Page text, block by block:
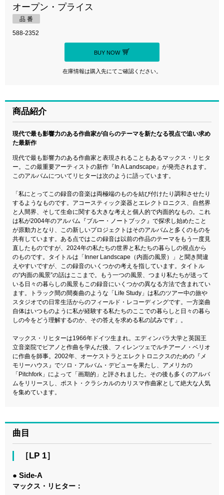
オープン・プライス
品 番
588-2352
BUY NOW
在庫情報は購入先にてご確認ください。
商品紹介
現代で最も影響力のある作曲家が自らのテーマを新たなる視点で追い求め
た最新作
現代で最も影響力のある作曲家と表現されることもあるマックス・リヒタ
ー。この最重要アーティストの新作『In A Landscape』が発売されます。
このアルバムについてリヒターは次のように語っています。
「私にとってこの録音の音楽は両極端のものを結び付けたり調和させたり
するようなものです。アコースティック楽器とエレクトロニクス、自然界
と人間界、そして生命に関する大きな考えと個人的で内面的なもの。これ
は私が2004年のアルバム『ブルー・ノートブック』で探求し始めたこと
が原動力となり、この新しいプロジェクトはそのアルバムと多くのものを
共有しています。ある点ではこの録音は以前の作品のテーマをもう一度見
直したものですが、2024年の私たちの世界と私たちの暮らしの視点から
のものです。タイトルは「Inner Landscape（内面の風景）」と聞き間違
えやすいですが、この録音のいくつかの考えを指しています。タイトル
の“内面の風景”の話はここまで。もう一つの風景、つまり私たちが送って
いる日々の暮らしの風景もこの録音にいくつかの異なる方法で含まれてい
ます。トラック間の間奏曲のような「Life Study」は私のツアー中の旅や
スタジオでの日常生活からのフィールド・レコーディングです。一方楽曲
自体はいつものように私が経験する私たちのここでの暮らしと日々の暮ら
しの今をどう理解するのか、その答えを求める私の試みです」。
マックス・リヒターは1966年ドイツ生まれ。エディンバラ大学と英国王
立音楽院でピアノと作曲を学んだ後、フィレンツェでルチアーノ・ベリオ
に作曲を師事。2002年、オーケストラとエレクトロニクスのための『メ
モリーハウス』でソロ・アルバム・デビューを果たし、アメリカの
「Pitchfork」によって「画期的」と評されました。その後も多くのアルバ
ムをリリースし、ポスト・クラシカルのカリスマ作曲家として絶大な人気
を集めています。
曲目
［LP 1］
● Side-A
マックス・リヒター：